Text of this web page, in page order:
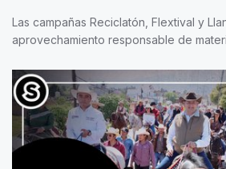
Las campañas Reciclatón, Flextival y
aprovechamiento responsable de